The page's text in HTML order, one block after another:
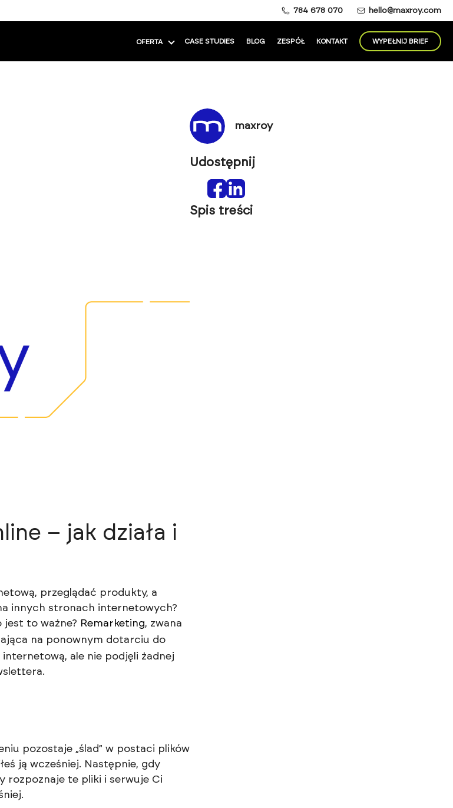
784 678 070 hello@maxroy.com
OFERTA CASE STUDIES BLOG ZESPÓŁ KONTAKT WYPEŁNIJ BRIEF
– jak działa i
przeglądać produkty, a
innych stronach internetowych?
jest to ważne? Remarketing, zwana
na ponownym dotarciu do
ale nie podjęli żadnej
pozostaje „ślad” w postaci plików
ją wcześniej. Następnie, gdy
rozpoznaje te pliki i serwuje Ci
maxroy
Udostępnij
Spis treści